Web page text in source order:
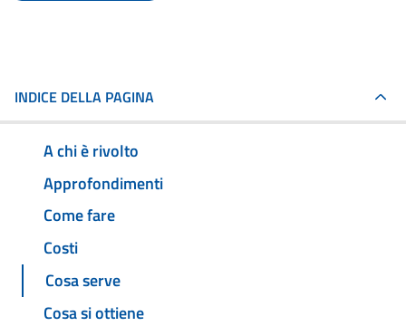
INDICE DELLA PAGINA
A chi è rivolto
Approfondimenti
Come fare
Costi
Cosa serve
Cosa si ottiene